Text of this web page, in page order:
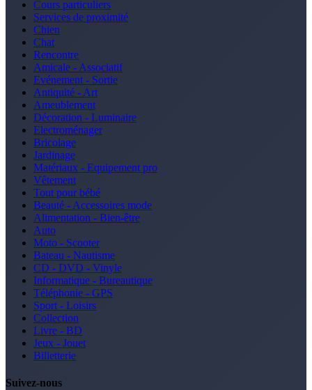
Cours particuliers
Services de proximité
Chien
Chat
Rencontre
Amicale - Associatif
Evénement - Sortie
Antiquité - Art
Ameublement
Décoration - Luminaire
Electroménager
Bricolage
Jardinage
Matériaux - Equipement pro
Vêtement
Tout pour bébé
Beauté - Accessoires mode
Alimentation - Bien-être
Auto
Moto - Scooter
Bateau - Nautisme
CD - DVD - Vinyle
Informatique - Bureautique
Téléphonie - GPS
Sport - Loisirs
Collection
Livre - BD
Jeux - Jouet
Billetterie
Suivez-nous